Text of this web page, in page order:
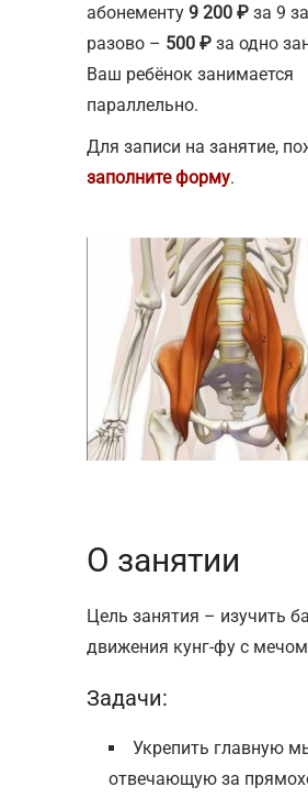
абонементу 9 200 ₽ за 9
разово – 500 ₽ за одно
Ваш ребёнок занимается
параллельно.
Для записи на занятие,
заполните форму.
О занятии
Цель занятия – изучить
движения кунг-фу с
Задачи:
Укрепить главную
отвечающую за